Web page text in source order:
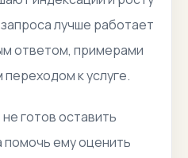
лучше работает
ответом, примерами
к услуге.
готов оставить
помочь ему оценить